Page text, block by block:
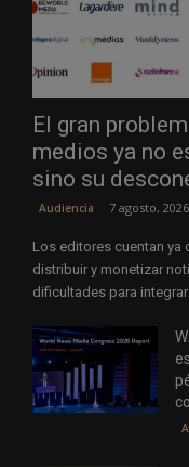
El gran
medios ya no
sino su
Audiencia 7 agosto, 2026
Los editores cuentan ya
distribuir y monetizar
dificultades para